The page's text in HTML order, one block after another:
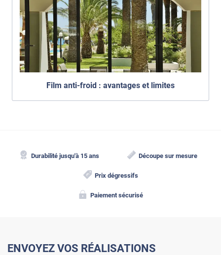
Film anti-froid : avantages et limites
Durabilité jusqu'à 15 ans Découpe sur mesure
Prix dégressifs
Paiement sécurisé
ENVOYEZ VOS RÉALISATIONS